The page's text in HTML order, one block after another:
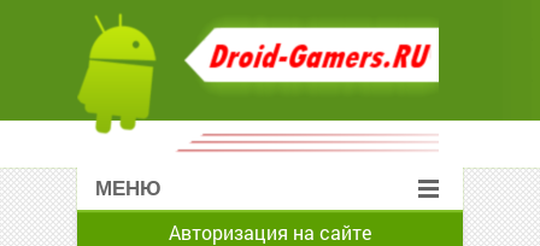
МЕНЮ
Авторизация на сайте